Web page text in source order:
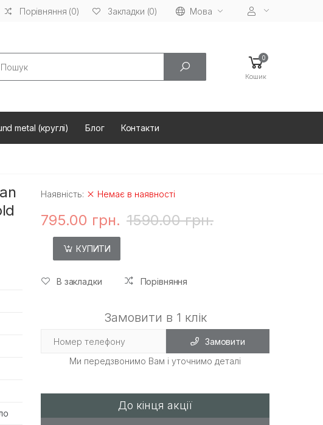
Порівняння (0) Закладки (0) Мова
0
Кошик
metal (круглі) Блог Контакти
Наявність: Немає в наявності
795.00 грн. 1590.00 грн.
КУПИТИ
В закладки Порівняння
Замовити в 1 клік
Замовити
Ми передзвонимо Вам і уточнимо деталі
До кінця акції